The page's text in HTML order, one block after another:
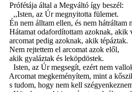
Prófétája által a Megváltó így beszél:
,,Isten, az Úr megnyitotta fülemet.
Én nem álltam ellen, és nem hátráltam
Hátamat odafordítottam azoknak, akik
arcomat pedig azoknak, akik tépáztak.
Nem rejtettem el arcomat azok elől,
akik gyaláztak és leköpdöstek.
Isten, az Úr megsegít, ezért nem
Arcomat megkeményítem, mint a
s tudom, hogy nem kell